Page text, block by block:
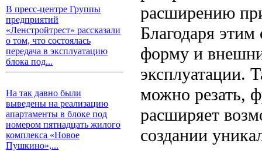
В пресс-центре Группы
предприятий
«Ленстройтрест» рассказали
о том, что состоялась
передача в эксплуатацию
блока под...
На так давно были
выведены на реализацию
апартаменты в блоке под
номером пятнадцать жилого
комплекса «Новое
Пушкино»,...
расширению
Благодаря
форму и
эксплуатации.
можно резать,
расширяет
создании